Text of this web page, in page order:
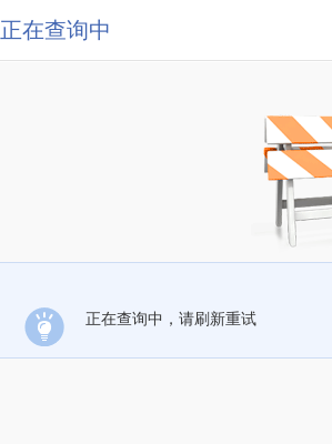
正在查询中
正在查询中，请刷新重试